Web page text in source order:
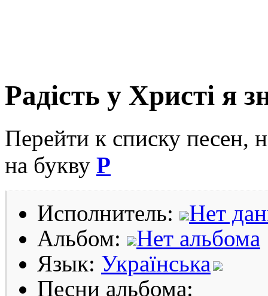
Радість у Христі я
Перейти к списку песен,
на букву Р
Исполнитель:
Нет
Альбом:
Нет альбома
Язык: Українська
Песни альбома: